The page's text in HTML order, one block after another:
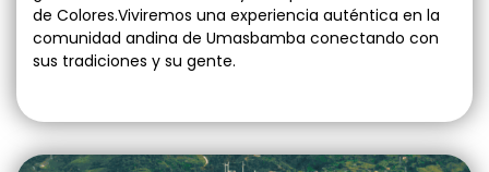
de Colores.Viviremos una experiencia auténtica en la
comunidad andina de Umasbamba conectando con
sus tradiciones y su gente.